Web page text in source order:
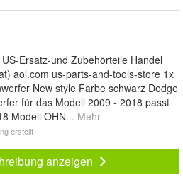
Ersatz-und Zubehörteile Handel
aol.com us-parts-and-tools-store 1x
New style Farbe schwarz Dodge
für das Modell 2009 - 2018 passt
Modell OHN... Mehr
erstellt
anzeigen